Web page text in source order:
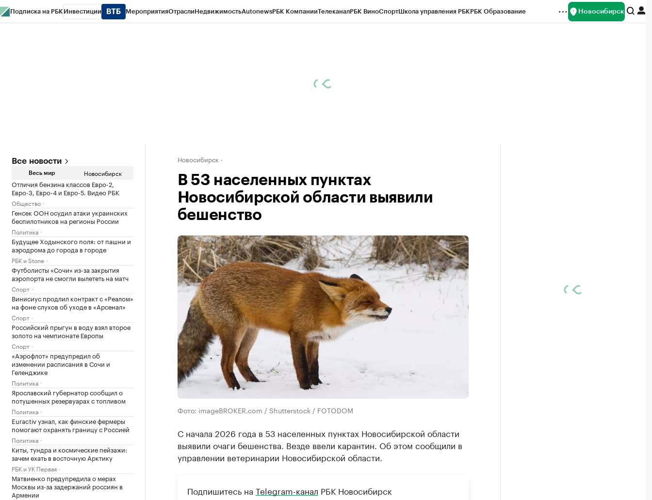
Подписка на РБК Инвестиции МероприятияОтраслиНедвижимостьAutonewsРБК КомпанииТелеканалРБК ВиноСпортШкола управления РБКРБК Образование Новосибирск
Все новости
Весь мир Новосибирск
Отличия бензина классов Евро-2,
Евро-3, Евро-4 и Евро-5. Видео РБК
Общество
Генсек ООН осудил атаки украинских
беспилотников на регионы России
Политика
Будущее Ходынского поля: от пашни и
аэродрома до города в городе
РБК и Stone
Футболисты «Сочи» из-за закрытия
аэропорта не смогли вылететь на матч
Спорт
Винисиус продлил контракт с «Реалом»
на фоне слухов об уходе в «Арсенал»
Спорт
Российский прыгун в воду взял второе
золото на чемпионате Европы
Спорт
«Аэрофлот» предупредил об
изменении расписания в Сочи и
Геленджике
Политика
Ярославский губернатор сообщил о
потушенных резервуарах с топливом
Политика
Euractiv узнал, как финские фермеры
помогают охранять границу с Россией
Политика
Киты, тундра и космические пейзажи:
зачем ехать в восточную Арктику
РБК и УК Первая
Матвиенко предупредила о мерах
Москвы из-за задержаний россиян в
Армении
Новосибирск
В 53 населенных пунктах
Новосибирской области выявили
бешенство
Фото: imageBROKER.com / Shutterstock / FOTODOM
С начала 2026 года в 53 населенных пунктах Новосибирской области
выявили очаги бешенства. Везде ввели карантин. Об этом сообщили в
управлении ветеринарии Новосибирской области.
Подпишитесь на Telegram-канал РБК Новосибирск